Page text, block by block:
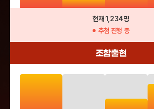
현재 1,234명
추첨 진행 중
조합출현